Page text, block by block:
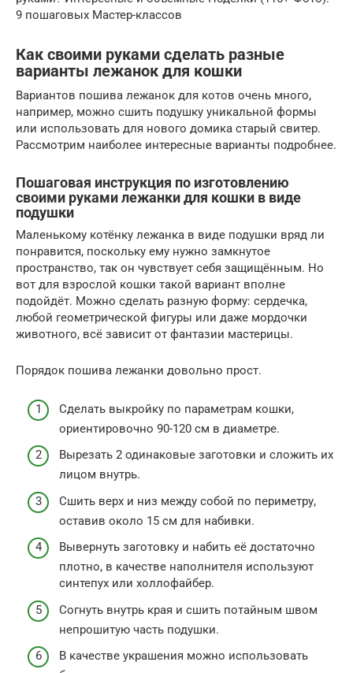
9 пошаговых Мастер-классов
Как своими руками сделать разные
варианты лежанок для кошки
Вариантов пошива лежанок для котов очень много,
например, можно сшить подушку уникальной формы
или использовать для нового домика старый свитер.
Рассмотрим наиболее интересные варианты подробнее.
Пошаговая инструкция по изготовлению
своими руками лежанки для кошки в виде
подушки
Маленькому котёнку лежанка в виде подушки вряд ли
понравится, поскольку ему нужно замкнутое
пространство, так он чувствует себя защищённым. Но
вот для взрослой кошки такой вариант вполне
подойдёт. Можно сделать разную форму: сердечка,
любой геометрической фигуры или даже мордочки
животного, всё зависит от фантазии мастерицы.
Порядок пошива лежанки довольно прост.
Сделать выкройку по параметрам кошки,
ориентировочно 90-120 см в диаметре.
Вырезать 2 одинаковые заготовки и сложить их
лицом внутрь.
Сшить верх и низ между собой по периметру,
оставив около 15 см для набивки.
Вывернуть заготовку и набить её достаточно
плотно, в качестве наполнителя используют
синтепух или холлофайбер.
Согнуть внутрь края и сшить потайным швом
непрошитую часть подушки.
В качестве украшения можно использовать